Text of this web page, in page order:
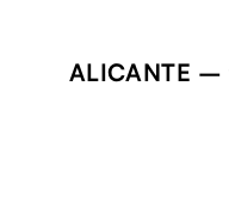
ALICANTE –